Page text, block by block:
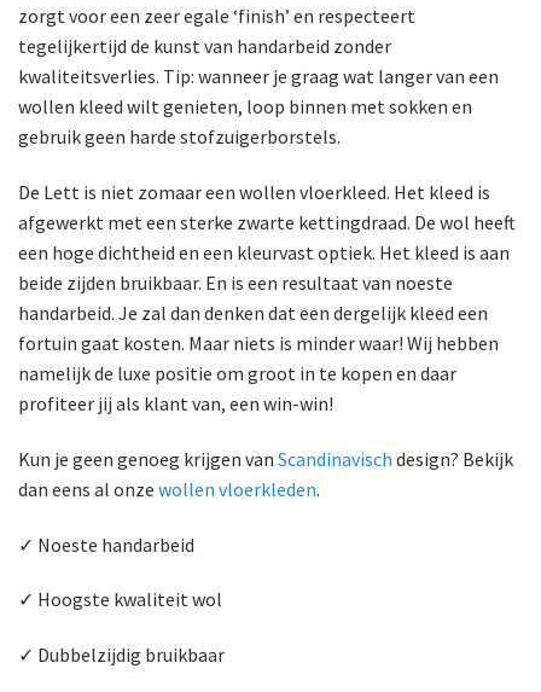
zorgt voor een zeer egale ‘finish’ en respecteert
tegelijkertijd de kunst van handarbeid zonder
kwaliteitsverlies. Tip: wanneer je graag wat langer van een
wollen kleed wilt genieten, loop binnen met sokken en
gebruik geen harde stofzuigerborstels.
De Lett is niet zomaar een wollen vloerkleed. Het kleed is
afgewerkt met een sterke zwarte kettingdraad. De wol heeft
een hoge dichtheid en een kleurvast optiek. Het kleed is aan
beide zijden bruikbaar. En is een resultaat van noeste
handarbeid. Je zal dan denken dat een dergelijk kleed een
fortuin gaat kosten. Maar niets is minder waar! Wij hebben
namelijk de luxe positie om groot in te kopen en daar
profiteer jij als klant van, een win-win!
Kun je geen genoeg krijgen van Scandinavisch design? Bekijk
dan eens al onze wollen vloerkleden.
✓ Noeste handarbeid
✓ Hoogste kwaliteit wol
✓ Dubbelzijdig bruikbaar